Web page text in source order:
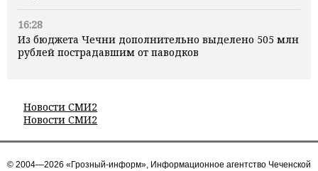
16:28
Из бюджета Чечни дополнительно выделено 505 млн
рублей пострадавшим от паводков
Новости СМИ2
Новости СМИ2
© 2004—2026 «Грозный-информ», Информационное агентство Чеченской